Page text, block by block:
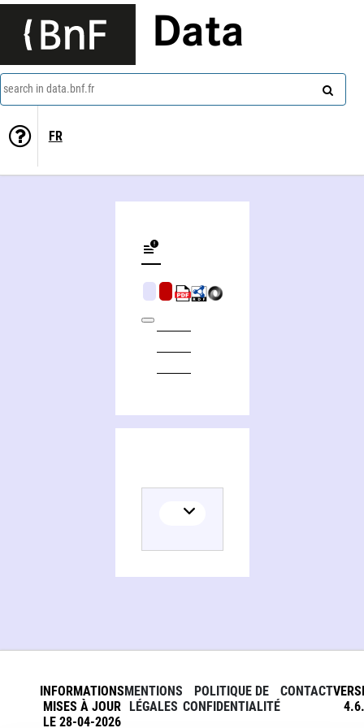
Data
search in data.bnf.fr
FR
INFORMATIONS
MISES À JOUR
LE 28-04-2026
MENTIONS
LÉGALES
POLITIQUE DE
CONFIDENTIALITÉ
CONTACT